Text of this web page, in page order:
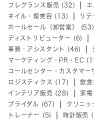
フレグランス販売 (32)
ネイル・理美容 (13)
リ
ホールセール（卸営業） (53)
ディストリビューター (6)
事務・アシスタント (46)
マーケティング・PR・EC
コールセンター・カスタマ
ロジスティクス (17)
飲
インテリア販売 (28)
家
ブライダル (67)
クリニ
トレーナー (5)
時計販売